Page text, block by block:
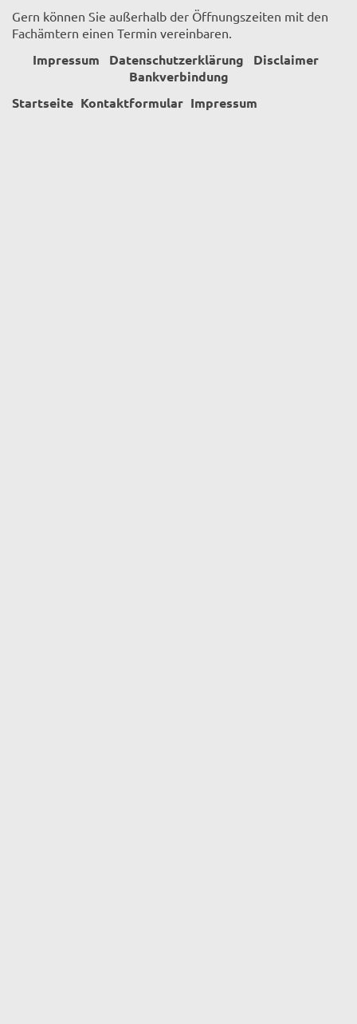
Gern können Sie außerhalb der Öffnungszeiten mit den
Fachämtern einen Termin vereinbaren.
Impressum Datenschutzerklärung
Disclaimer
Bankverbindung
Startseite Kontaktformular Impressum